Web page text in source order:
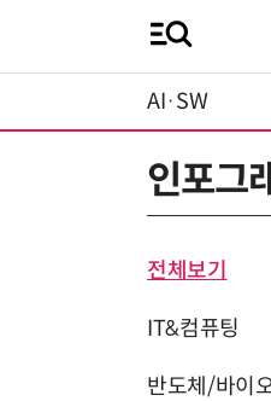
AI·SW
인포그
전체보기
IT&컴퓨팅
반도체/바이